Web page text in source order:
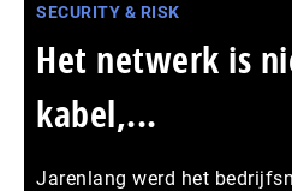
SECURITY & RISK
Het netwerk is
kabel,...
Jarenlang werd het